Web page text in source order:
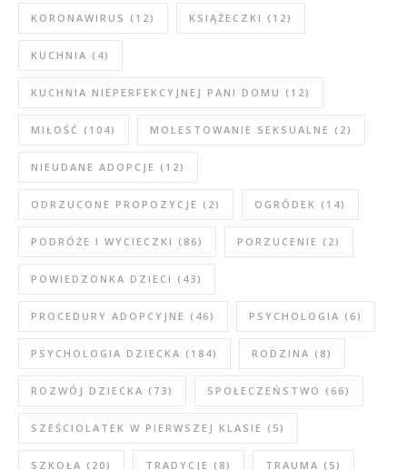
KORONAWIRUS (12) KSIĄŻECZKI (12)
KUCHNIA (4)
KUCHNIA NIEPERFEKCYJNEJ PANI DOMU (12)
MIŁOŚĆ (104) MOLESTOWANIE SEKSUALNE (2)
NIEUDANE ADOPCJE (12)
ODRZUCONE PROPOZYCJE (2) OGRÓDEK (14)
PODRÓŻE I WYCIECZKI (86) PORZUCENIE (2)
POWIEDZONKA DZIECI (43)
PROCEDURY ADOPCYJNE (46) PSYCHOLOGIA (6)
PSYCHOLOGIA DZIECKA (184) RODZINA (8)
ROZWÓJ DZIECKA (73) SPOŁECZEŃSTWO (66)
SZEŚCIOLATEK W PIERWSZEJ KLASIE (5)
SZKOŁA (20) TRADYCJE (8) TRAUMA (5)